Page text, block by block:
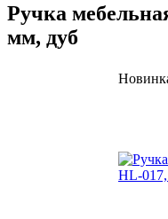
Ручка
мм, дуб